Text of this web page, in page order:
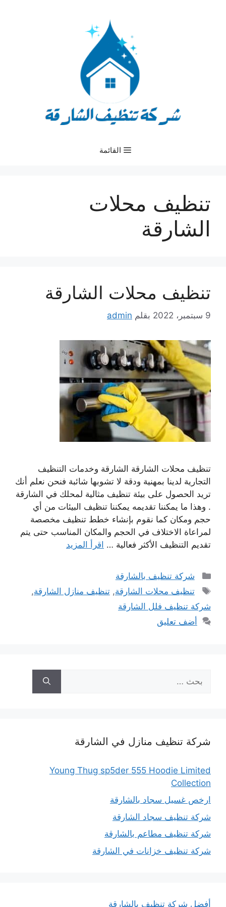
القائمة
تنظيف محلات
الشارقة
تنظيف محلات الشارقة
9 سبتمبر، 2022 بقلم admin
تنظيف محلات الشارقة الشارقة وخدمات التنظيف
التجارية لدينا بمهنية ودقة لا تشوبها شائبة فنحن نعلم أنك
تريد الحصول على بيئة تنظيف مثالية لمحلك في الشارقة
. وهذا ما يمكننا تقديمه يمكننا تنظيف البيئات من أي
حجم ومكان كما نقوم بإنشاء خطط تنظيف مخصصة
لمراعاة الاختلاف في الحجم والمكان المناسب حتى يتم
تقديم التنظيف الأكثر فعالية … اقرأ المزيد
التصنيفات
شركة تنظيف بالشارقة
الوسوم
تنظيف محلات الشارقة,تنظيف منازل الشارقة,
شركة تنظيف فلل الشارقة
أضف تعليق
عن:
شركة تنظيف منازل في الشارقة
Young Thug sp5der 555 Hoodie Limited
Collection
ارخص غسيل سجاد بالشارقة
شركة تنظيف سجاد الشارقة
شركة تنظيف مطاعم بالشارقة
شركة تنظيف خزانات في الشارقة
أفضل شركة تنظيف بالشارقة